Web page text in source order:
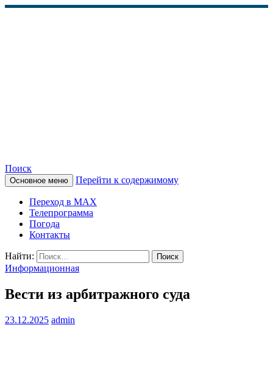
КАМЧАТСКОЕ
ИНФОРМАЦИОННОЕ
АГЕНТСТВО (КИА
«ВЕСТИ»)
Поиск
Основное меню Перейти к содержимому
Переход в MAX
Телепрограмма
Погода
Контакты
Найти:
Информационная
Вести из арбитражного суда
23.12.2025 admin